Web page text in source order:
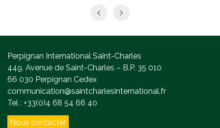
Perpignan International Saint-Charles
449, Avenue de Saint-Charles – B.P. 35 010
66 030 Perpignan Cedex
communication@saintcharlesinternational.fr
Tel : +33(0)4 68 54 66 40
Nous contacter